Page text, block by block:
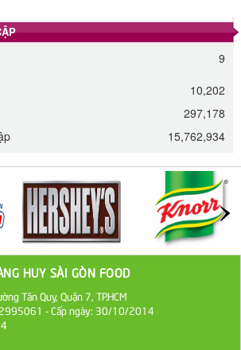
Đường phèn Long An bao 10kg
mía thiên nhiên Biên Hòa gói 1kg
ĐƯỜNG SẠCH CÔ BA BIÊN HÒA 1KG
27.000 VND
Đường cát trắng An Khê bao 50kg
Sa Tế Tôm Cholimex PET Hũ 450g
9
10,202
297,178
15,762,934
HUY SÀI GÒN FOOD
Tân Quy, Quận 7, TP.HCM
- Cấp ngày: 30/10/2014
334